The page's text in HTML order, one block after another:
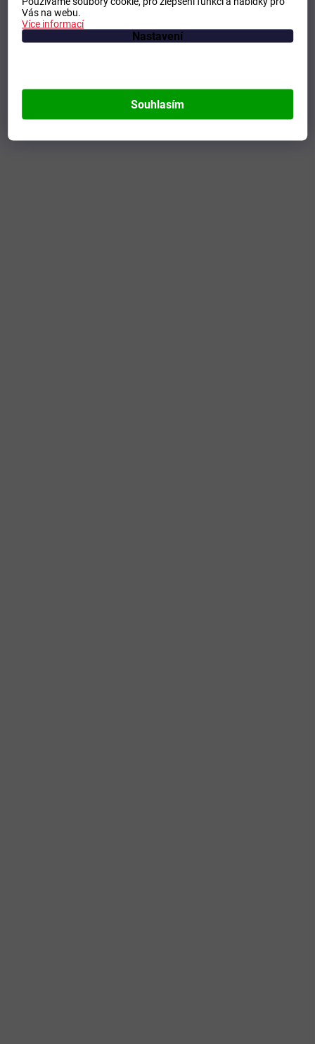
Vás na webu.
Více informací
Nastavení
Souhlasím